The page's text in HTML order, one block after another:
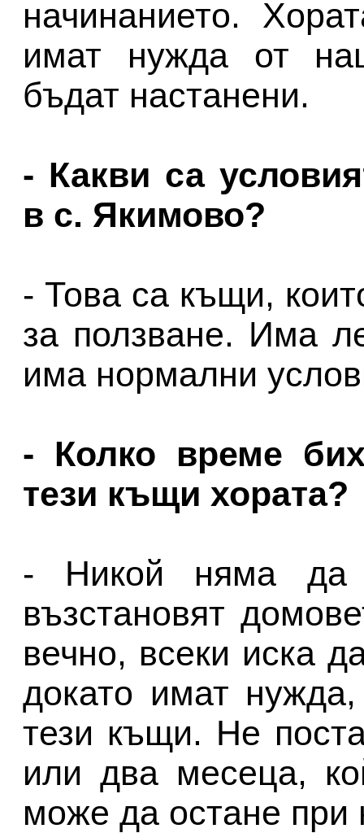
начинанието.
имат нужда от
бъдат настанени.
- Какви са
в с. Якимово?
- Това са къщи,
за ползване. Има
има нормални
- Колко време
тези къщи хората?
- Никой няма да
възстановят
вечно, всеки иска
докато имат
тези къщи. Не
или два месеца,
може да остане при